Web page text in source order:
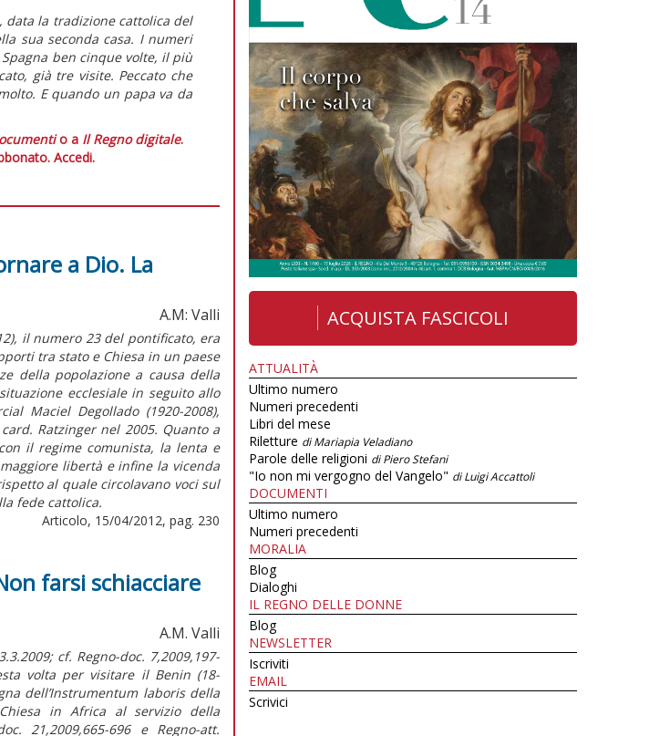
data la tradizione cattolica del
sua seconda casa. I numeri
ben cinque volte, il più
già tre visite. Peccato che
E quando un papa va da
o a Il Regno digitale.
Accedi.
a Dio. La
A.M: Valli
il numero 23 del pontificato, era
tra stato e Chiesa in un paese
della popolazione a causa della
ecclesiale in seguito allo
Maciel Degollado (1920-2008),
Ratzinger nel 2005. Quanto a
il regime comunista, la lenta e
libertà e infine la vicenda
al quale circolavano voci sul
fede cattolica.
Articolo, 15/04/2012, pag. 230
farsi schiacciare
A.M. Valli
cf. Regno-doc. 7,2009,197-
volta per visitare il Benin (18-
dell’Instrumentum laboris della
in Africa al servizio della
21,2009,665-696 e Regno-att.
ACQUISTA FASCICOLI
ATTUALITÀ
Ultimo numero
Numeri precedenti
Libri del mese
Riletture di Mariapia Veladiano
Parole delle religioni di Piero Stefani
"Io non mi vergogno del Vangelo" di Luigi Accattoli
DOCUMENTI
Ultimo numero
Numeri precedenti
MORALIA
Blog
Dialoghi
IL REGNO DELLE DONNE
Blog
NEWSLETTER
Iscriviti
EMAIL
Scrivici